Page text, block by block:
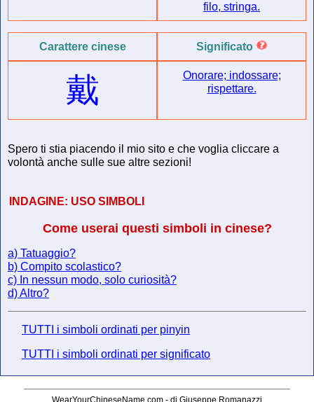
filo, stringa.
Carattere cinese
戴
Significato
Onorare; indossare;
rispettare.
Spero ti stia piacendo il mio sito e che voglia cliccare a
volontà anche sulle sue altre sezioni!
INDAGINE: USO SIMBOLI
Come userai questi simboli in cinese?
a) Tatuaggio?
b) Compito scolastico?
c) In nessun modo, solo curiosità?
d) Altro?
TUTTI i simboli ordinati per pinyin
TUTTI i simboli ordinati per significato
WearYourChineseName.com - di Giuseppe Romanazzi